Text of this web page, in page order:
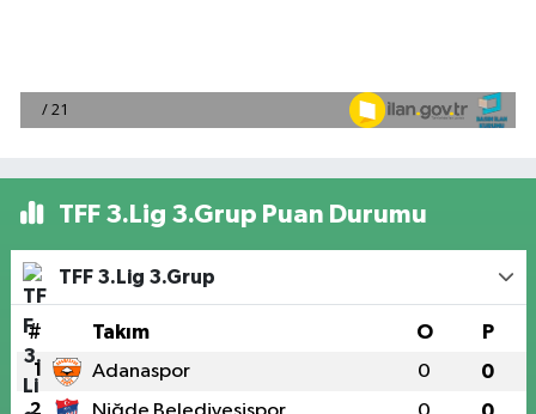
TFF 3.Lig 3.Grup Puan Durumu
TFF 3.Lig 3.Grup
# Takım O P
1 Adanaspor 0 0
2